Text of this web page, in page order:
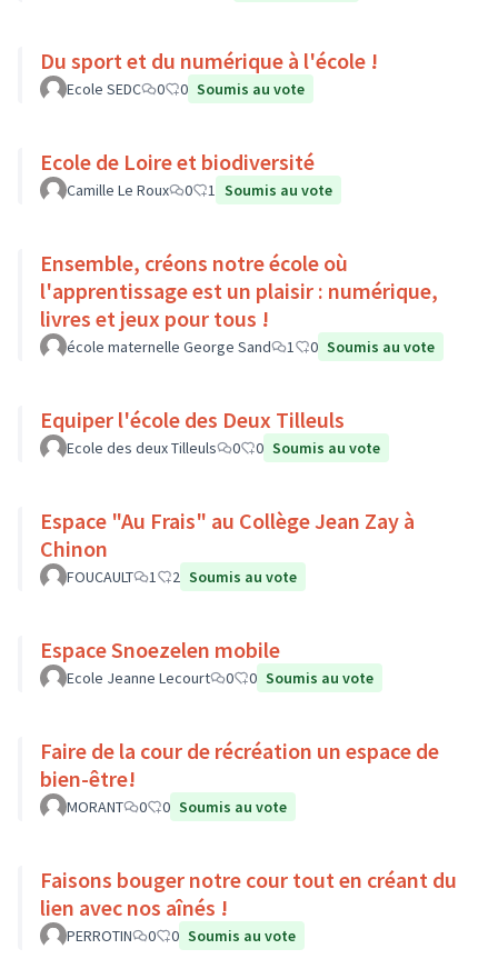
Du sport et du numérique à l'école !
Ecole SEDC 0 0 Soumis au vote
Ecole de Loire et biodiversité
Camille Le Roux 0 1 Soumis au vote
Ensemble, créons notre école où
l'apprentissage est un plaisir : numérique,
livres et jeux pour tous !
école maternelle George Sand 1 0 Soumis au vote
Equiper l'école des Deux Tilleuls
Ecole des deux Tilleuls 0 0 Soumis au vote
Espace "Au Frais" au Collège Jean Zay à
Chinon
FOUCAULT 1 2 Soumis au vote
Espace Snoezelen mobile
Ecole Jeanne Lecourt 0 0 Soumis au vote
Faire de la cour de récréation un espace de
bien-être!
MORANT 0 0 Soumis au vote
Faisons bouger notre cour tout en créant du
lien avec nos aînés !
PERROTIN 0 0 Soumis au vote